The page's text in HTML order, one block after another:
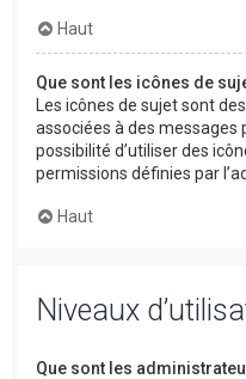
Haut
Que sont les icônes de
Les icônes de sujet sont
associées à des messages
possibilité d’utiliser des
permissions définies par
Haut
Niveaux
Que sont les